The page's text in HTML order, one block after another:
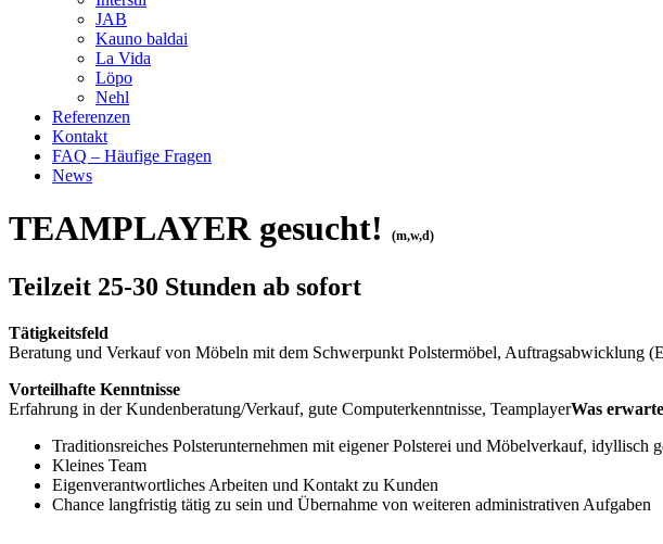
JAB
Kauno baldai
La Vida
Löpo
Nehl
Referenzen
Kontakt
FAQ – Häufige Fragen
News
TEAMPLAYER gesucht! (m,w,d)
Teilzeit 25-30 Stunden ab sofort
Tätigkeitsfeld
Beratung und Verkauf von Möbeln mit dem Schwerpunkt Polstermöbel, Auftragsabwicklung
Vorteilhafte Kenntnisse
Erfahrung in der Kundenberatung/Verkauf, gute Computerkenntnisse, TeamplayerWas
Traditionsreiches Polsterunternehmen mit eigener Polsterei und Möbelverkauf, idyllisch
Kleines Team
Eigenverantwortliches Arbeiten und Kontakt zu Kunden
Chance langfristig tätig zu sein und Übernahme von weiteren administrativen Aufgaben